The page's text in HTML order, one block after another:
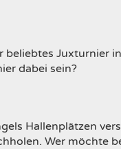
Juxturnier
dabei sein?
Hallenplätzen
Wer möchte